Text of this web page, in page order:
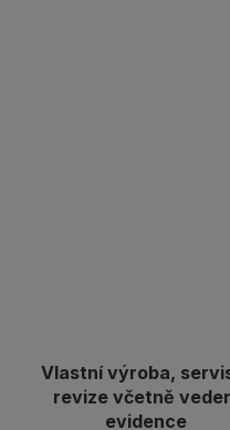
Vlastní výroba,
revize včetně
evidence